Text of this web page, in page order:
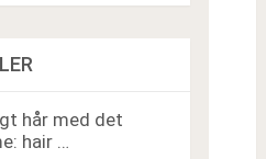
hår med det
hair …